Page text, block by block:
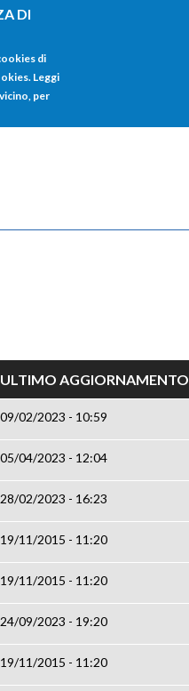
DI
di
Leggi
per
HOME
ULTIMO AGGIORNAMENTO
09/02/2023 - 10:59
05/04/2023 - 12:04
28/02/2023 - 16:23
19/11/2015 - 11:20
19/11/2015 - 11:20
24/09/2023 - 19:20
19/11/2015 - 11:20